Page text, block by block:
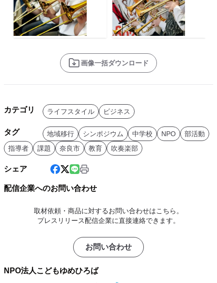
画像一括ダウンロード
カテゴリ ライフスタイル ビジネス
タグ 地域移行 シンポジウム 中学校 NPO
部活動
指導者
課題 奈良市 教育 吹奏楽部
シェア
配信企業へのお問い合わせ
取材依頼・商品に対するお問い合わせはこちら。
プレスリリース配信企業に直接連絡できます。
お問い合わせ
NPO法人こどもゆめひろば